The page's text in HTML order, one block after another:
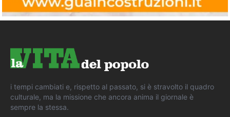
i tempi cambiati e, rispetto al passato, si è stravolto il quadro
culturale, ma la missione che ancora anima il giornale è
sempre la stessa.